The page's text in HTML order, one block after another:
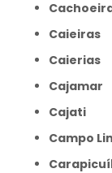
Caieiras
Caierias
Cajamar
Cajati
Campo